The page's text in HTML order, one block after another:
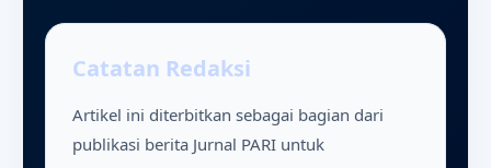
Catatan Redaksi
Artikel ini diterbitkan sebagai bagian dari
publikasi berita Jurnal PARI untuk